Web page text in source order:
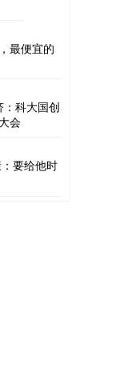
最便宜的
：科大国创
会
要给他时